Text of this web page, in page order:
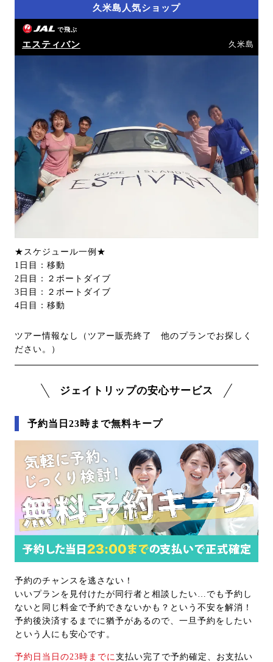
久米島人気ショップ
で飛ぶ
エスティバン 久米島
★スケジュール一例★
1日目：移動
2日目：２ボートダイブ
3日目：２ボートダイブ
4日目：移動
ツアー情報なし（ツアー販売終了 他のプランでお探しく
ださい。）
ジェイトリップの安心サービス
予約当日23時まで無料キープ
予約のチャンスを逃さない！
いいプランを見付けたが同行者と相談したい…でも予約し
ないと同じ料金で予約できないかも？という不安を解消！
予約後決済するまでに猶予があるので、一旦予約をしたい
という人にも安心です。
予約日当日の23時までに 支払い完了で予約確定、お支払い